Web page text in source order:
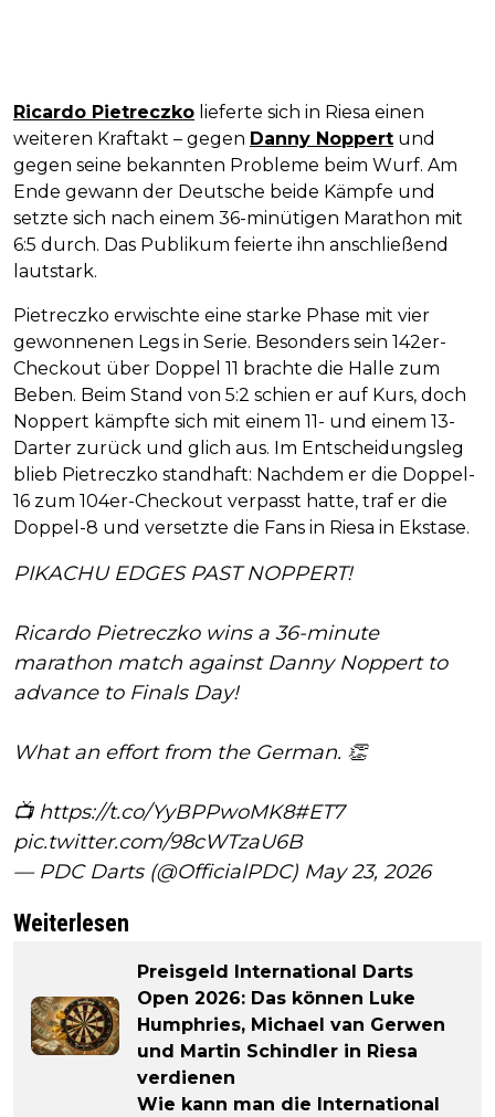
Ricardo Pietreczko lieferte sich in Riesa einen
weiteren Kraftakt – gegen Danny Noppert und
gegen seine bekannten Probleme beim Wurf. Am
Ende gewann der Deutsche beide Kämpfe und
setzte sich nach einem 36-minütigen Marathon mit
6:5 durch. Das Publikum feierte ihn anschließend
lautstark.
Pietreczko erwischte eine starke Phase mit vier
gewonnenen Legs in Serie. Besonders sein 142er-
Checkout über Doppel 11 brachte die Halle zum
Beben. Beim Stand von 5:2 schien er auf Kurs, doch
Noppert kämpfte sich mit einem 11- und einem 13-
Darter zurück und glich aus. Im Entscheidungsleg
blieb Pietreczko standhaft: Nachdem er die Doppel-
16 zum 104er-Checkout verpasst hatte, traf er die
Doppel-8 und versetzte die Fans in Riesa in Ekstase.
PIKACHU EDGES PAST NOPPERT!
Ricardo Pietreczko wins a 36-minute
marathon match against Danny Noppert to
advance to Finals Day!
What an effort from the German. 👏
📺 https://t.co/YyBPPwoMK8#ET7
pic.twitter.com/98cWTzaU6B
— PDC Darts (@OfficialPDC) May 23, 2026
Weiterlesen
Preisgeld International Darts
Open 2026: Das können Luke
Humphries, Michael van Gerwen
und Martin Schindler in Riesa
verdienen
Wie kann man die International